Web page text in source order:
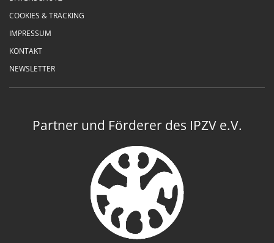
COOKIES & TRACKING
IMPRESSUM
KONTAKT
NEWSLETTER
Partner und Förderer des IPZV e.V.